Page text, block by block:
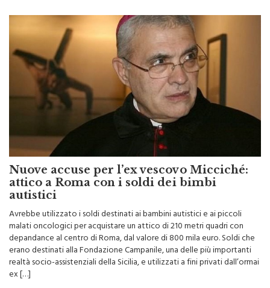
Nuove accuse per l’ex vescovo Micciché:
attico a Roma con i soldi dei bimbi
autistici
Avrebbe utilizzato i soldi destinati ai bambini autistici e ai piccoli
malati oncologici per acquistare un attico di 210 metri quadri con
depandance al centro di Roma, dal valore di 800 mila euro. Soldi che
erano destinati alla Fondazione Campanile, una delle più importanti
realtà socio-assistenziali della Sicilia, e utilizzati a fini privati dall’ormai